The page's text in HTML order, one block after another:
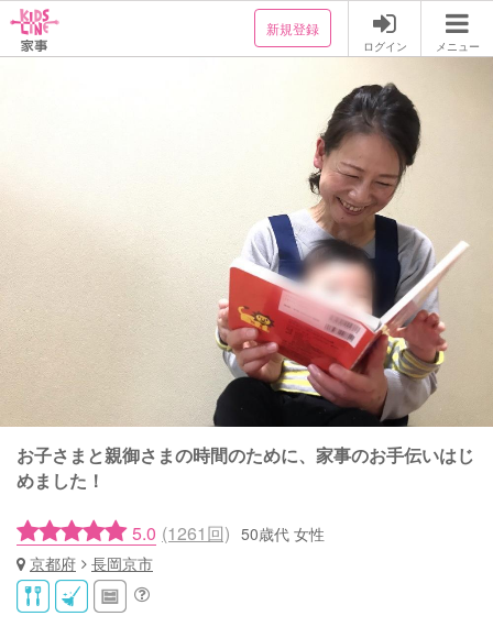
新規登録
ログイン メニュー
お子さまと親御さまの時間のために、家事のお手伝いはじ
めました！
5.0 (1261回) 50歳代 女性
京都府
長岡京市